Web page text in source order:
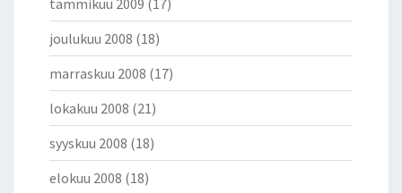
tammikuu 2009 (17)
joulukuu 2008 (18)
marraskuu 2008 (17)
lokakuu 2008 (21)
syyskuu 2008 (18)
elokuu 2008 (18)